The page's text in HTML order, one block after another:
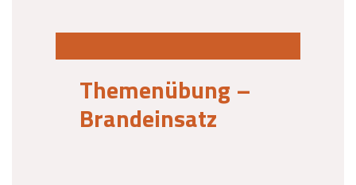
Themenübung –
Brandeinsatz